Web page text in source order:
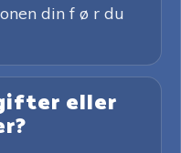
din f ø r du
eller